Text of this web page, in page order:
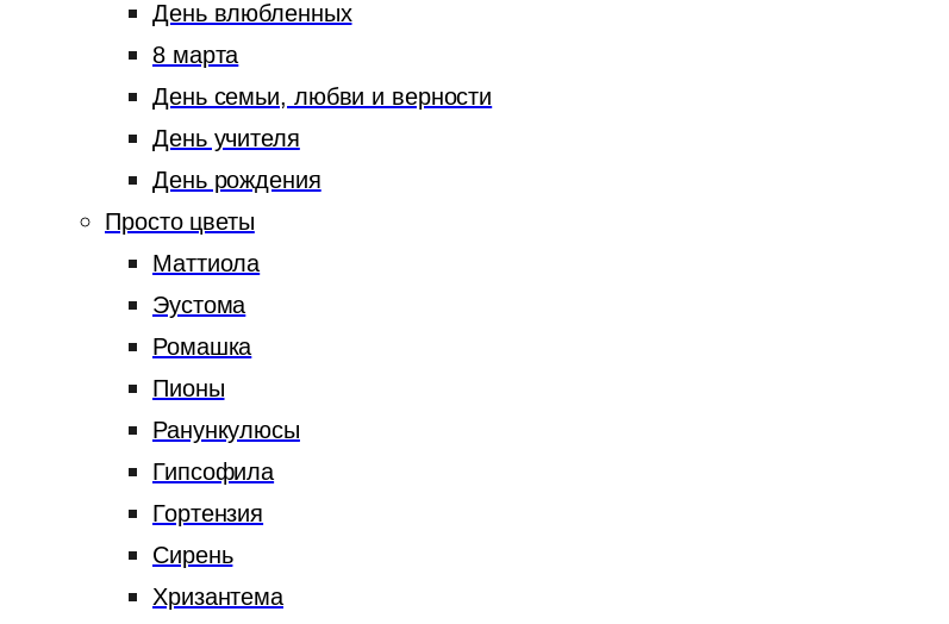
День влюбленных
8 марта
День семьи, любви и верности
День учителя
День рождения
Просто цветы
Маттиола
Эустома
Ромашка
Пионы
Ранункулюсы
Гипсофила
Гортензия
Сирень
Хризантема